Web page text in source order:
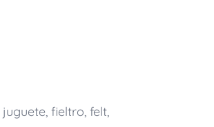
juguete, fieltro, felt,